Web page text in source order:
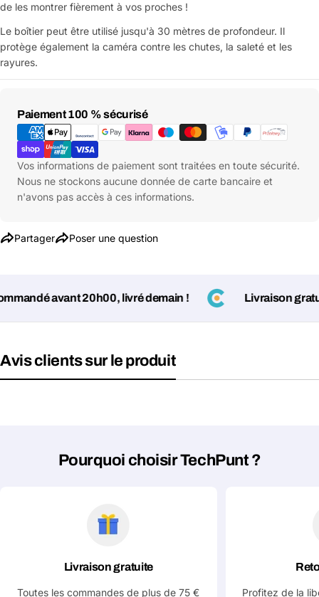
de les montrer fièrement à vos proches !
Le boîtier peut être utilisé jusqu'à 30 mètres de profondeur. Il
protège également la caméra contre les chutes, la saleté et les
rayures.
Paiement 100 % sécurisé
Moyens
de
paiement
Vos informations de paiement sont traitées en toute sécurité.
Nous ne stockons aucune donnée de carte bancaire et
n'avons pas accès à ces informations.
Partager Poser une question
avant 20h00, livré demain ! Livraison
Avis clients sur le produit
Pourquoi choisir TechPunt ?
Livraison gratuite
Toutes les commandes de plus de 75 € Profitez de la